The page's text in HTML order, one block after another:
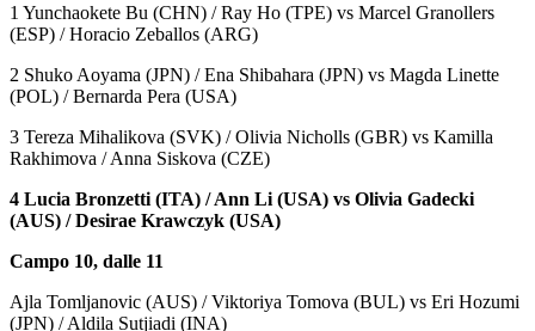
1 Yunchaokete Bu (CHN) / Ray Ho (TPE) vs Marcel Granollers
(ESP) / Horacio Zeballos (ARG)
2 Shuko Aoyama (JPN) / Ena Shibahara (JPN) vs Magda Linette
(POL) / Bernarda Pera (USA)
3 Tereza Mihalikova (SVK) / Olivia Nicholls (GBR) vs Kamilla
Rakhimova / Anna Siskova (CZE)
4 Lucia Bronzetti (ITA) / Ann Li (USA) vs Olivia Gadecki
(AUS) / Desirae Krawczyk (USA)
Campo 10, dalle 11
Ajla Tomljanovic (AUS) / Viktoriya Tomova (BUL) vs Eri Hozumi
(JPN) / Aldila Sutjiadi (INA)